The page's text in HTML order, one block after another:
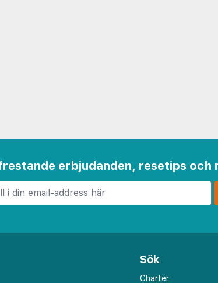
erbjudanden, resetips och
Sök
Charter